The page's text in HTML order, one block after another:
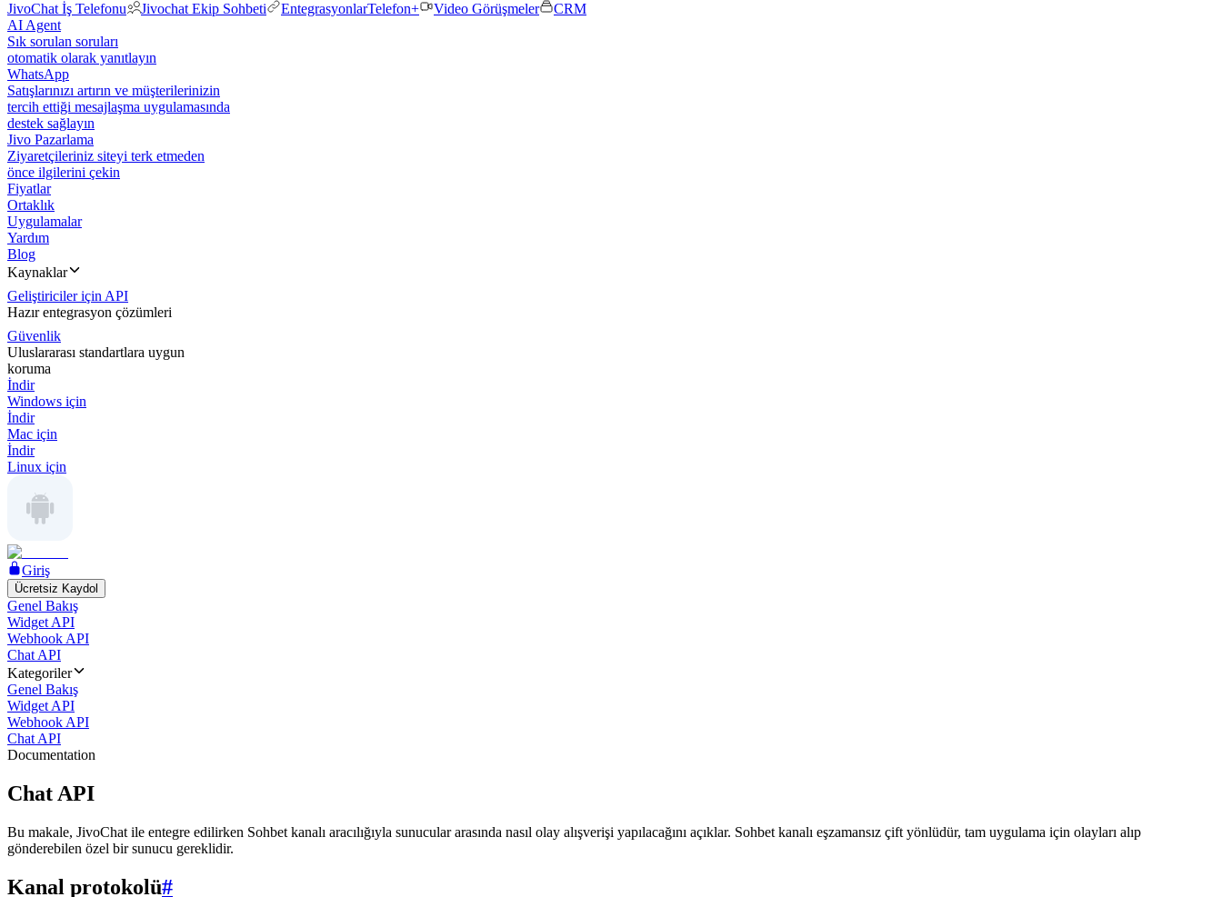
JivoChat İş Telefonu
Jivochat Ekip Sohbeti EntegrasyonlarTelefon+ Video Görüşmeler
CRM
AI Agent
Sık sorulan soruları
otomatik olarak yanıtlayın
WhatsApp
Satışlarınızı artırın ve müşterilerinizin
tercih ettiği mesajlaşma uygulamasında
destek sağlayın
Jivo Pazarlama
Ziyaretçileriniz siteyi terk etmeden
önce ilgilerini çekin
Fiyatlar
Ortaklık
Uygulamalar
Yardım
Blog
Kaynaklar
Geliştiriciler için API
Hazır entegrasyon çözümleri
Güvenlik
Uluslararası standartlara uygun
koruma
İndir
Windows için
İndir
Mac için
İndir
Linux için
Giriş
Ücretsiz Kaydol
Genel Bakış
Widget API
Webhook API
Chat API
Kategoriler
Genel Bakış
Widget API
Webhook API
Chat API
Documentation
Chat API
Bu makale, JivoChat ile entegre edilirken Sohbet kanalı aracılığıyla sunucular arasında nasıl olay alışverişi yapılacağını açıklar. Sohbet kanalı eşzamansız çift yönlüdür, tam uygulama için olayları alıp
gönderebilen özel bir sunucu gereklidir.
Kanal protokolü#